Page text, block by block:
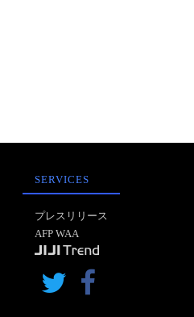
SERVICES
プレスリリース
AFP WAA